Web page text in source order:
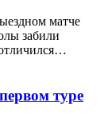
матче
забили
туре